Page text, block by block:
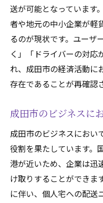
成田市のビジ
役割
成田市の成長
送が可能となっています
者や地元の中小企業が軽
るのが現状です。ユーザ
く」「ドライバーの対応
れ、成田市の経済活動に
存在であることが再確認
成田市のビジネスに
成田市のビジネスにおい
役割を果たしています。
港が近いため、企業は迅
け取りすることができま
に伴い、個人宅への配送